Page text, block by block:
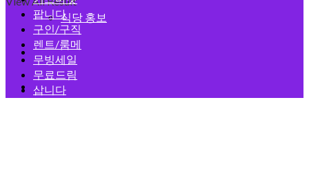
식당 홍보
회원가입
로그인
팝니다
구인/구직
렌트/룸메
무빙세일
무료드림
삽니다